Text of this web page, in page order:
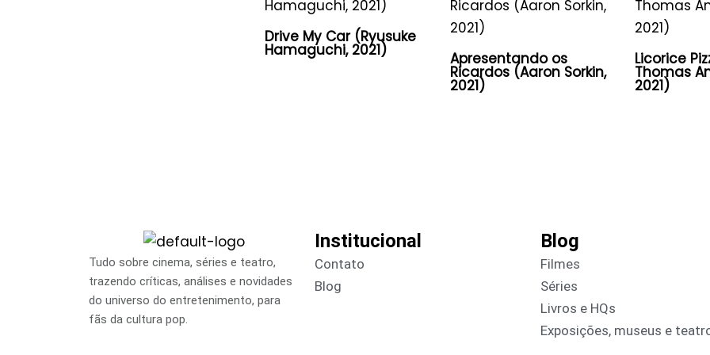
Drive My Car (Ryusuke
Hamaguchi, 2021) Apresentando os
Ricardos (Aaron Sorkin,
2021)
Licorice
Thomas
2021)
Tudo sobre cinema, séries e teatro,
trazendo críticas, análises e novidades
do universo do entretenimento, para
fãs da cultura pop.
Institucional
Contato
Blog
Blog
Filmes
Séries
Livros e HQs
Exposições, museus e